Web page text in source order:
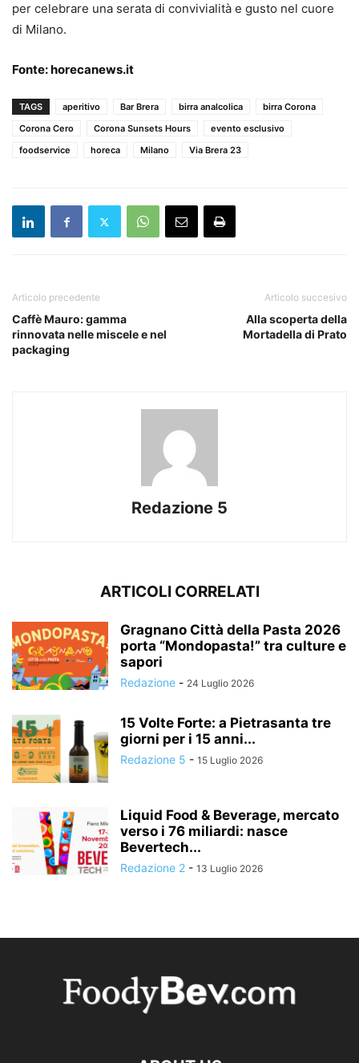
per celebrare una serata di convivialità e gusto nel cuore
di Milano.
Fonte:horecanews.it
TAGS aperitivo Bar Brera birra analcolica
birra Corona
Corona Cero
Corona Sunsets Hours
evento esclusivo
foodservice
horeca Milano Via Brera 23
Articolo precedente
Caffè Mauro: gamma
rinnovata nelle miscele e nel
packaging
Articolo succesivo
Alla scoperta della
Mortadella di Prato
Redazione 5
ARTICOLI CORRELATI
Gragnano Città della Pasta 2026
porta “Mondopasta!” tra culture e
sapori
Redazione - 24 Luglio 2026
15 Volte Forte: a Pietrasanta tre
giorni per i 15 anni...
Redazione 5 - 15 Luglio 2026
Liquid Food & Beverage, mercato
verso i 76 miliardi: nasce
Bevertech...
Redazione 2 - 13 Luglio 2026